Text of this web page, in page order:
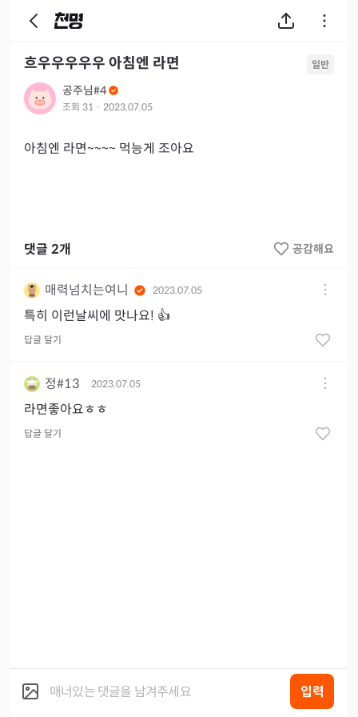
흐우우우우우 아침엔 라면 일반
공주님#4
조회 31 · 2023.07.05
아침엔 라면~~~~ 먹능게 조아요
댓글 2개 공감해요
매력넘치는여니 2023.07.05
특히 이런날씨에 맛나요! 👍
답글 달기
정#13 2023.07.05
라면좋아요ㅎㅎ
답글 달기
입력